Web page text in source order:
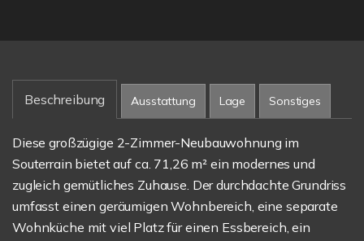
Beschreibung Ausstattung Lage Sonstiges
Diese großzügige 2-Zimmer-Neubauwohnung im
Souterrain bietet auf ca. 71,26 m² ein modernes und
zugleich gemütliches Zuhause. Der durchdachte Grundriss
umfasst einen geräumigen Wohnbereich, eine separate
Wohnküche mit viel Platz für einen Essbereich, ein